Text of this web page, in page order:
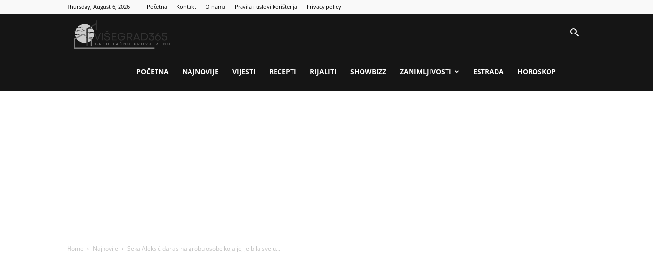
Thursday, August 6, 2026 Početna Kontakt O nama Pravila i uslovi korištenja Privacy policy
365
POČETNA NAJNOVIJE VIJESTI RECEPTI RIJALITI SHOWBIZZ ZANIMLJIVOSTI ESTRADA HOROSKOP
Home Najnovije Seka Aleksić danas na grobu osobe koja joj je bila sve u...